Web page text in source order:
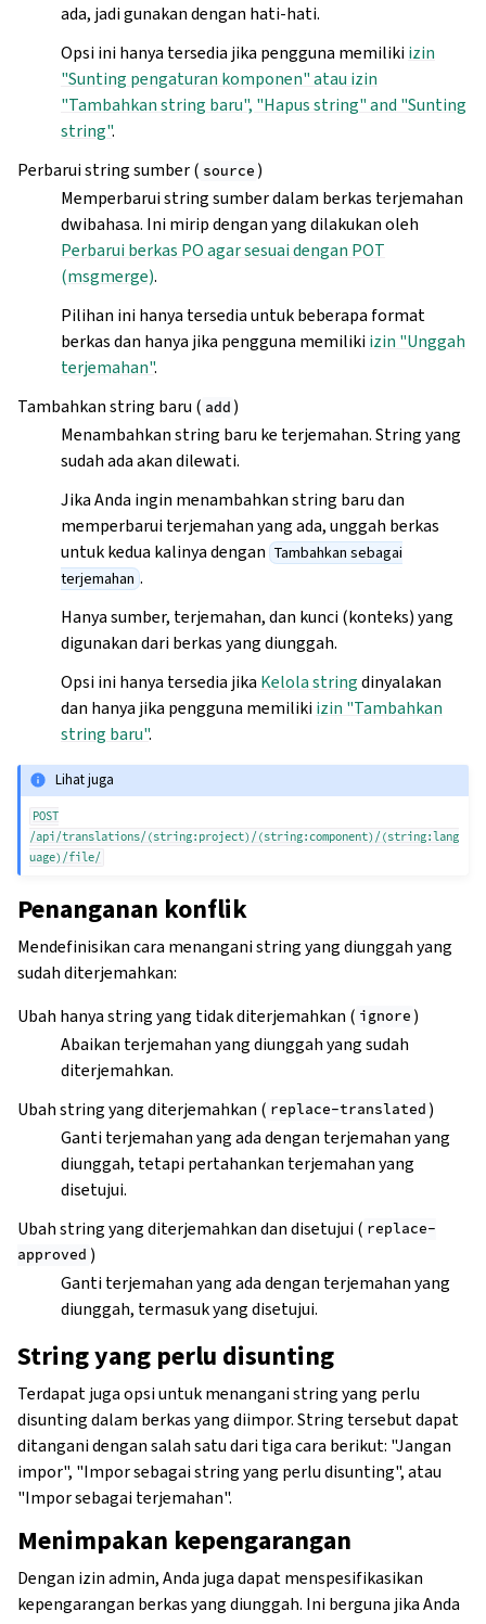
ada, jadi gunakan dengan hati-hati.
Opsi ini hanya tersedia jika pengguna memilikiizin
"Sunting pengaturan komponen" atau izin
"Tambahkan string baru", "Hapus string" and "Sunting
string".
Perbarui string sumber ( source )
Memperbarui string sumber dalam berkas terjemahan
dwibahasa. Ini mirip dengan yang dilakukan oleh
Perbarui berkas PO agar sesuai dengan POT
(msgmerge).
Pilihan ini hanya tersedia untuk beberapa format
berkas dan hanya jika pengguna memilikiizin "Unggah
terjemahan".
Tambahkan string baru ( add )
Menambahkan string baru ke terjemahan. String yang
sudah ada akan dilewati.
Jika Anda ingin menambahkan string baru dan
memperbarui terjemahan yang ada, unggah berkas
untuk kedua kalinya dengan Tambahkan sebagai
terjemahan .
Hanya sumber, terjemahan, dan kunci (konteks) yang
digunakan dari berkas yang diunggah.
Opsi ini hanya tersedia jika Kelola stringdinyalakan
dan hanya jika pengguna memilikiizin "Tambahkan
string baru".
Lihat juga
POST
/api/translations/(string:project)/(string:component)/(string:lang
uage)/file/
Penanganan konflik
Mendefinisikan cara menangani string yang diunggah yang
sudah diterjemahkan:
Ubah hanya string yang tidak diterjemahkan ( ignore )
Abaikan terjemahan yang diunggah yang sudah
diterjemahkan.
Ubah string yang diterjemahkan ( replace-translated )
Ganti terjemahan yang ada dengan terjemahan yang
diunggah, tetapi pertahankan terjemahan yang
disetujui.
Ubah string yang diterjemahkan dan disetujui ( replace-
approved )
Ganti terjemahan yang ada dengan terjemahan yang
diunggah, termasuk yang disetujui.
String yang perlu disunting
Terdapat juga opsi untuk menangani string yang perlu
disunting dalam berkas yang diimpor. String tersebut dapat
ditangani dengan salah satu dari tiga cara berikut: "Jangan
impor", "Impor sebagai string yang perlu disunting", atau
"Impor sebagai terjemahan".
Menimpakan kepengarangan
Dengan izin admin, Anda juga dapat menspesifikasikan
kepengarangan berkas yang diunggah. Ini berguna jika Anda